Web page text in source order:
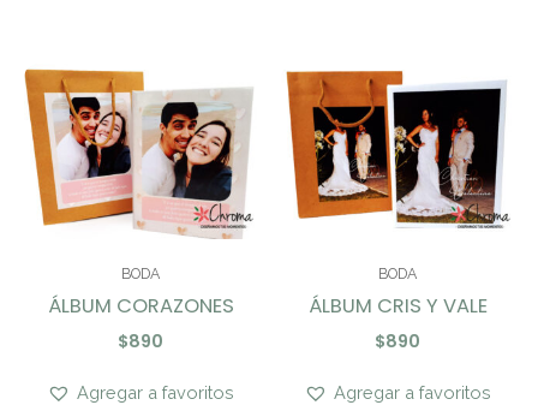
BODA
ÁLBUM CORAZONES
$890
Agregar a favoritos
BODA
ÁLBUM CRIS Y VALE
$890
Agregar a favoritos